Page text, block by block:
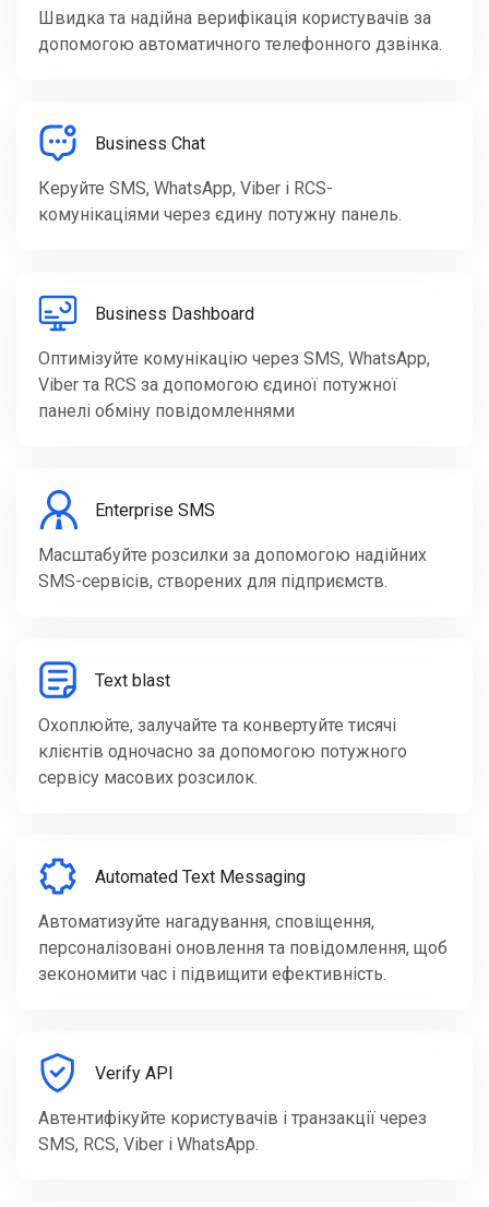
Швидка та надійна верифікація користувачів за
допомогою автоматичного телефонного дзвінка.
Business Chat
Керуйте SMS, WhatsApp, Viber і RCS-
комунікаціями через єдину потужну панель.
Business Dashboard
Оптимізуйте комунікацію через SMS, WhatsApp,
Viber та RCS за допомогою єдиної потужної
панелі обміну повідомленнями
Enterprise SMS
Масштабуйте розсилки за допомогою надійних
SMS-сервісів, створених для підприємств.
Text blast
Охоплюйте, залучайте та конвертуйте тисячі
клієнтів одночасно за допомогою потужного
сервісу масових розсилок.
Automated Text Messaging
Автоматизуйте нагадування, сповіщення,
персоналізовані оновлення та повідомлення, щоб
зекономити час і підвищити ефективність.
Verify API
Автентифікуйте користувачів і транзакції через
SMS, RCS, Viber і WhatsApp.